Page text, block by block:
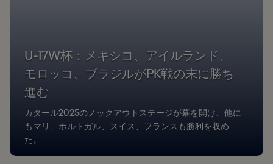
U-17W杯：メキシコ、アイルランド、
モロッコ、ブラジルがPK戦の末に勝ち
進む
カタール2025のノックアウトステージが幕を開け、他に
もマリ、ポルトガル、スイス、フランスも勝利を収め
た。